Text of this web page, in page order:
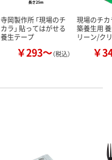
寺岡製作所 「現場のチ
カラ」 貼ってはがせる
養生テープ
￥293～（税込）
現場のチカ
築養生用
リーン/ク
￥